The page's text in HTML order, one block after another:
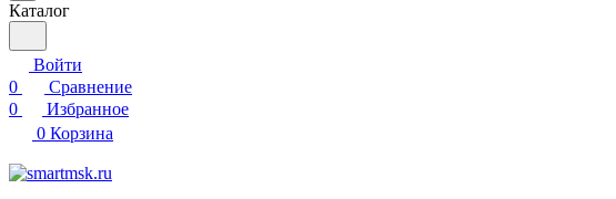
Каталог
Войти
0
Сравнение
0
Избранное
0 Корзина